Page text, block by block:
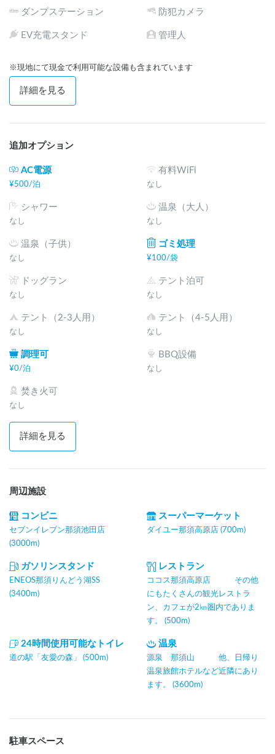
ダンプステーション 防犯カメラ
EV充電スタンド 管理人
※現地にて現金で利用可能な設備も含まれています
詳細を見る
追加オプション
AC電源
¥500/泊
有料WiFi
なし
シャワー
なし
温泉（大人）
なし
温泉（子供）
なし
ゴミ処理
¥100/袋
ドッグラン
なし
テント泊可
なし
テント（2-3人用）
なし
テント（4-5人用）
なし
調理可
¥0/泊
BBQ設備
なし
焚き火可
なし
詳細を見る
周辺施設
コンビニ
セブンイレブン那須池田店
(3000m)
スーパーマーケット
ダイユー那須高原店 (700m)
ガソリンスタンド
ENEOS那須りんどう湖SS
(3400m)
レストラン
ココス那須高原店 その他
にもたくさんの観光レストラ
ン、カフェが2㎞圏内でありま
す。 (500m)
24時間使用可能なトイレ
道の駅「友愛の森」 (500m)
温泉
源泉 那須山 他、日帰り
温泉旅館ホテルなど近隣にあり
ます。 (3600m)
駐車スペース